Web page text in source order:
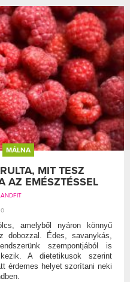
MÁLNA
MIT TESZ
AZ EMÉSZTÉSSEL
0
amelyből nyáron könnyű
dobozzal. Édes, savanykás,
szempontjából is
A dietetikusok szerint
érdemes helyet szorítani neki